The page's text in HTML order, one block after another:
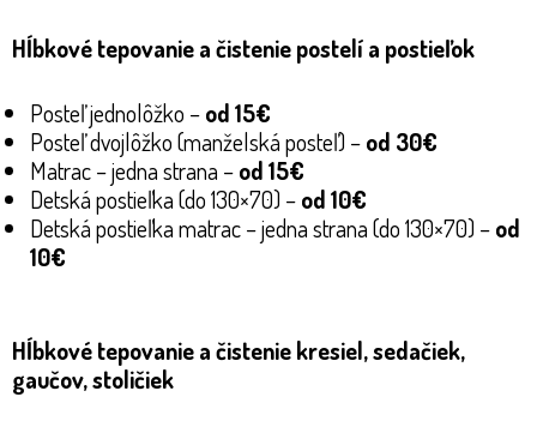
Hĺbkové tepovanie a čistenie postelí a postieľok
Posteľ jednolôžko –od 15€
Posteľ dvojlôžko (manželská posteľ) –od 30€
Matrac – jedna strana –od 15€
Detská postieľka (do 130×70) –od 10€
Detská postieľka matrac – jedna strana (do 130×70) –od
10€
Hĺbkové tepovanie a čistenie kresiel, sedačiek,
gaučov, stoličiek